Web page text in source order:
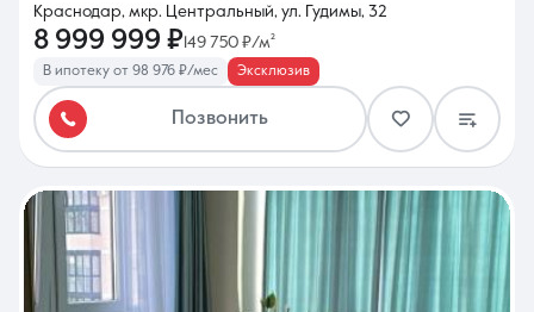
Краснодар, мкр. Центральный, ул. Гудимы, 32
8 999 999 ₽ 149 750 ₽/м²
В ипотеку от 98 976 ₽/мес Эксклюзив
Позвонить